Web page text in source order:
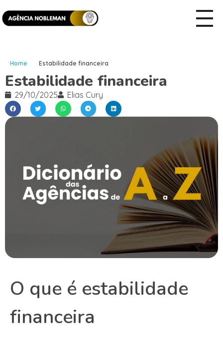
Home Estabilidade financeira
Estabilidade financeira
29/10/2025 Elias Cury
O que é estabilidade
financeira